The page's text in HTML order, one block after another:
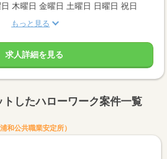
木曜日 金曜日 土曜日 日曜日 祝日
もっと見る
求人詳細を見る
したハローワーク案件一覧
和公共職業安定所）